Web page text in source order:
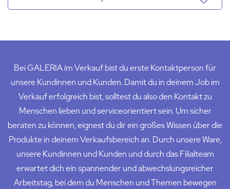
Bei GALERIA im Verkauf bist du erste Kontaktperson für
unsere Kundinnen und Kunden. Damit du in deinem Job im
Verkauf erfolgreich bist, solltest du also den Kontakt zu
Menschen lieben und serviceorientiert sein. Um sicher
beraten zu können, eignest du dir ein großes Wissen über die
Produkte in deinem Verkaufsbereich an. Durch unsere Ware,
unsere Kundinnen und Kunden und durch das Filialteam
erwartet dich ein spannender und abwechslungsreicher
Arbeitstag, bei dem du Menschen und Themen bewegen